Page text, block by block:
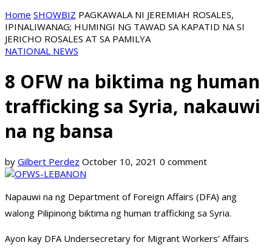
Home SHOWBIZ PAGKAWALA NI JEREMIAH ROSALES,
IPINALIWANAG; HUMINGI NG TAWAD SA KAPATID NA SI
JERICHO ROSALES AT SA PAMILYA
NATIONAL NEWS
8 OFW na biktima ng human
trafficking sa Syria, nakauwi
na ng bansa
by Gilbert Perdez October 10, 2021 0 comment
Napauwi na ng Department of Foreign Affairs (DFA) ang
walong Pilipinong biktima ng human trafficking sa Syria.
Ayon kay DFA Undersecretary for Migrant Workers’ Affairs